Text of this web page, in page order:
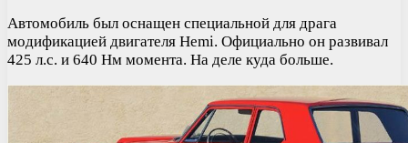
Автомобиль был оснащен специальной для драга
модификацией двигателя Hemi. Официально он развивал
425 л.с. и 640 Нм момента. На деле куда больше.